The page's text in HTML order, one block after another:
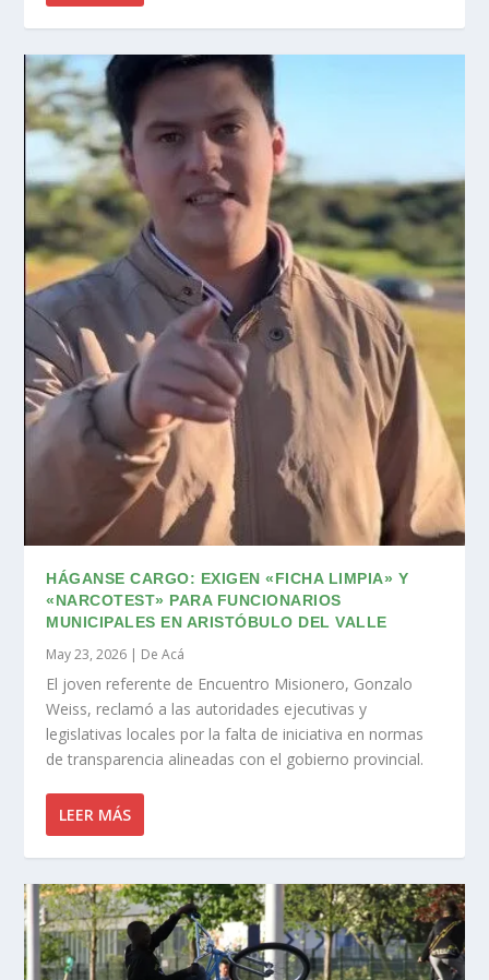
HÁGANSE CARGO: EXIGEN «FICHA LIMPIA» Y
«NARCOTEST» PARA FUNCIONARIOS
MUNICIPALES EN ARISTÓBULO DEL VALLE
May 23, 2026 | De Acá
El joven referente de Encuentro Misionero, Gonzalo
Weiss, reclamó a las autoridades ejecutivas y
legislativas locales por la falta de iniciativa en normas
de transparencia alineadas con el gobierno provincial.
LEER MÁS